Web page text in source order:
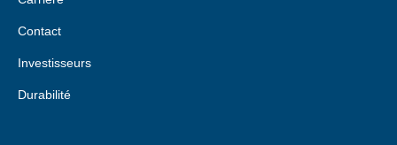
Contact
Investisseurs
Durabilité